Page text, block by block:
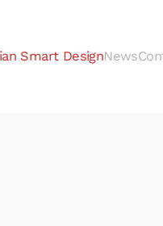
Smart DesignNews